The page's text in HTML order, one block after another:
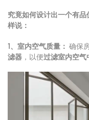
究竟如何设计出一个有
样说：
1、室内空气质量： 确保
滤器 ，以便过滤室内空气